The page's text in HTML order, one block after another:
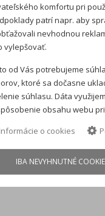
komfortu pri
patrí napr. aby
nevhodnou
vylepšovať.
od Vás potrebujeme
ktoré sa dočasne
súhlasu. Dáta
obsahu webu
Informácie o cookies
IBA NEVYHNUTNÉ